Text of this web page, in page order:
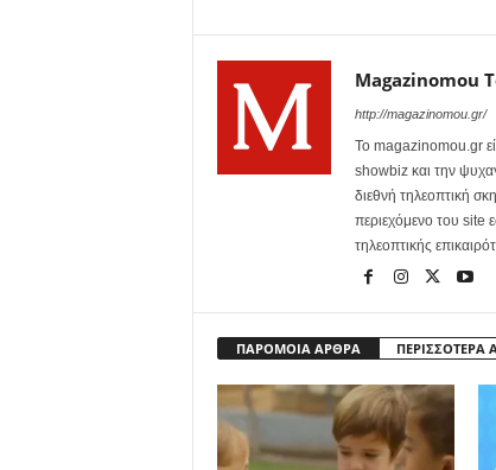
Magazinomou
http://magazinomou.gr/
Το magazinomou.gr
showbiz και την
διεθνή τηλεοπτική
περιεχόμενο του site
τηλεοπτικής
ΠΑΡΟΜΟΙΑ ΑΡΘΡΑ